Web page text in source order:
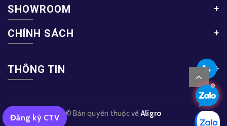
SHOWROOM
CHÍNH SÁCH
THÔNG TIN
© Bản quyền thuộc vềAligro
Đăng ký CTV